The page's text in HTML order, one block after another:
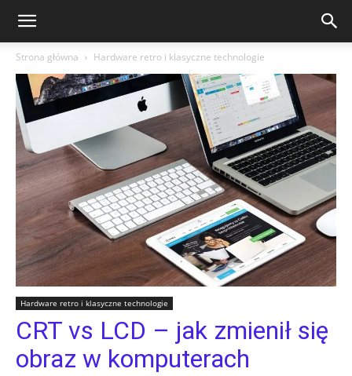
Strona główna Hardware retro i klasyczne technologie
Hardware retro i klasyczne technologie
CRT vs LCD – jak zmienił się
obraz w komputerach